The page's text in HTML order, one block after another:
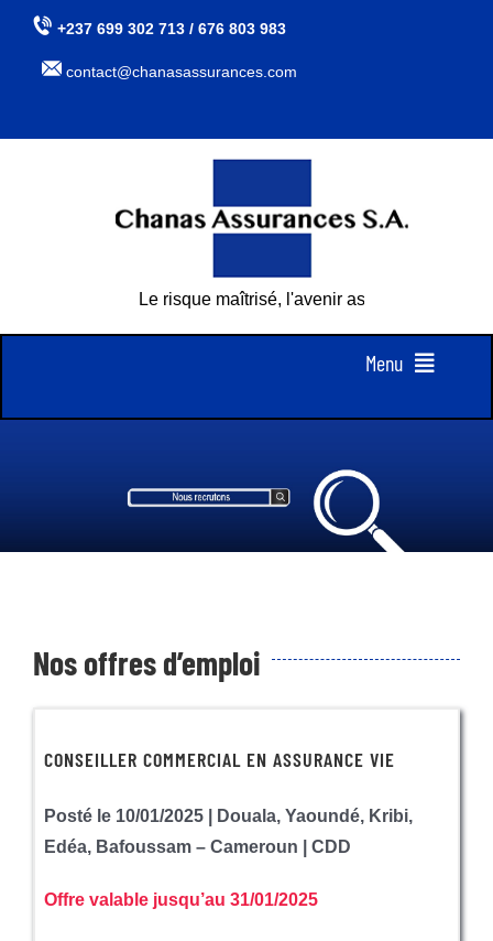
Passer
contenu
+237 699 302 713 / 676 803 983
contact@chanasassurances.com
Le risque maîtrisé, l'avenir assuré
Menu
à Propos de nous
Nos Offres
Nous rejoindre
Nos offres d’emploi
CONSEILLER COMMERCIAL EN ASSURANCE VIE
Posté le 10/01/2025 | Douala, Yaoundé, Kribi,
Edéa, Bafoussam – Cameroun | CDD
Offre valable jusqu’au 31/01/2025